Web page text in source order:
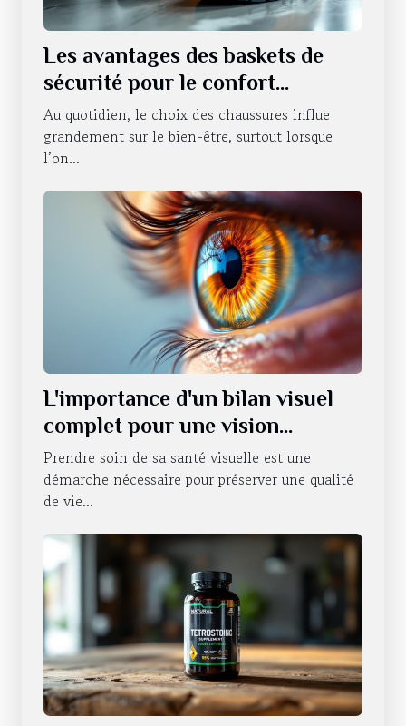
Les avantages des baskets de
sécurité pour le confort
quotidien.
Au quotidien, le choix des chaussures influe
grandement sur le bien-être, surtout lorsque
l’on...
L'importance d'un bilan visuel
complet pour une vision
optimale
Prendre soin de sa santé visuelle est une
démarche nécessaire pour préserver une qualité
de vie...